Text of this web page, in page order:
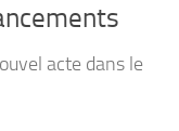
acte dans le